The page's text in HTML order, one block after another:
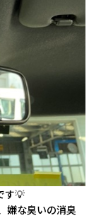
す💡
嫌な臭いの消臭